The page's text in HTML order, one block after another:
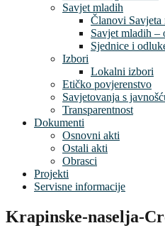
Savjet mladih
Članovi Savjeta
Savjet mladih –
Sjednice i
Izbori
Lokalni izbori
Etičko povjerenstvo
Savjetovanja s
Transparentnost
Dokumenti
Osnovni akti
Ostali akti
Obrasci
Projekti
Servisne informacije
Krapinske-naselja-